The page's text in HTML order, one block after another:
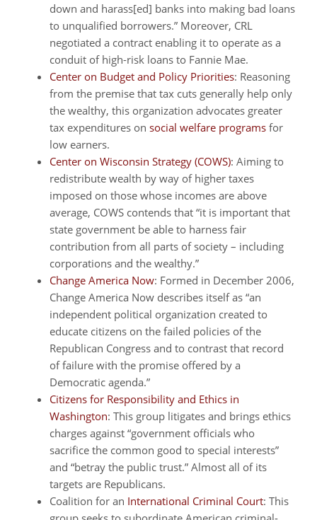
down and harass[ed] banks into making bad loans
to unqualified borrowers.” Moreover, CRL
negotiated a contract enabling it to operate as a
conduit of high-risk loans to Fannie Mae.
Center on Budget and Policy Priorities: Reasoning
from the premise that tax cuts generally help only
the wealthy, this organization advocates greater
tax expenditures on social welfare programs for
low earners.
Center on Wisconsin Strategy (COWS): Aiming to
redistribute wealth by way of higher taxes
imposed on those whose incomes are above
average, COWS contends that “it is important that
state government be able to harness fair
contribution from all parts of society – including
corporations and the wealthy.”
Change America Now: Formed in December 2006,
Change America Now describes itself as “an
independent political organization created to
educate citizens on the failed policies of the
Republican Congress and to contrast that record
of failure with the promise offered by a
Democratic agenda.”
Citizens for Responsibility and Ethics in
Washington: This group litigates and brings ethics
charges against “government officials who
sacrifice the common good to special interests”
and “betray the public trust.” Almost all of its
targets are Republicans.
Coalition for an International Criminal Court: This